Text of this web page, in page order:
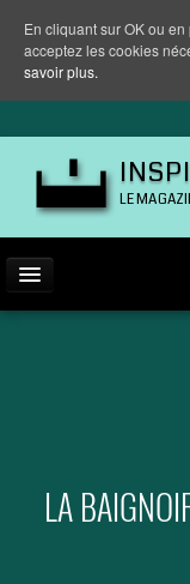
LE
LA
En cliquant sur OK ou
acceptez les cookies
savoir plus.